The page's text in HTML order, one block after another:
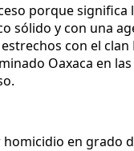
porque significa
sólido y con una
con el
Oaxaca en
en grado